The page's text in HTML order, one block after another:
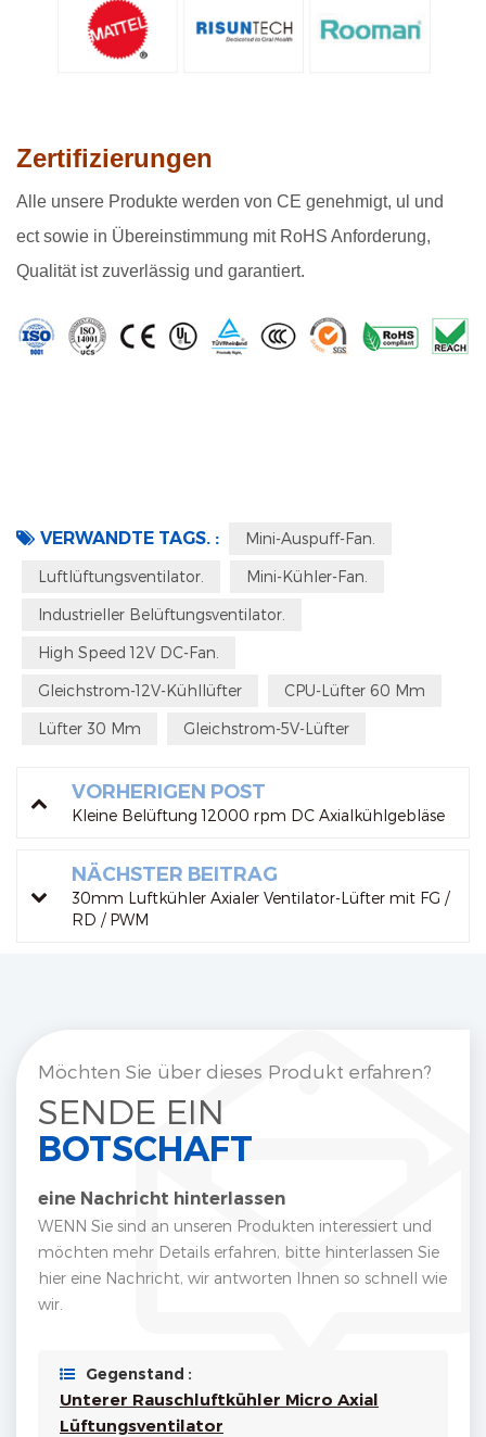
Zertifizierungen
Alle unsere Produkte werden von CE genehmigt, ul und
ect sowie in Übereinstimmung mit RoHS Anforderung,
Qualität ist zuverlässig und garantiert.
VERWANDTE TAGS. : Mini-Auspuff-Fan.
Luftlüftungsventilator. Mini-Kühler-Fan.
Industrieller Belüftungsventilator.
High Speed 12V DC-Fan.
Gleichstrom-12V-Kühllüfter CPU-Lüfter 60 Mm
Lüfter 30 Mm Gleichstrom-5V-Lüfter
VORHERIGEN POST
Kleine Belüftung 12000 rpm DC Axialkühlgebläse
NÄCHSTER BEITRAG
30mm Luftkühler Axialer Ventilator-Lüfter mit FG /
RD / PWM
Möchten Sie über dieses Produkt erfahren?
SENDE EIN
BOTSCHAFT
eine Nachricht hinterlassen
WENN Sie sind an unseren Produkten interessiert und
möchten mehr Details erfahren, bitte hinterlassen Sie
hier eine Nachricht, wir antworten Ihnen so schnell wie
wir.
Gegenstand :
Unterer Rauschluftkühler Micro Axial
Lüftungsventilator